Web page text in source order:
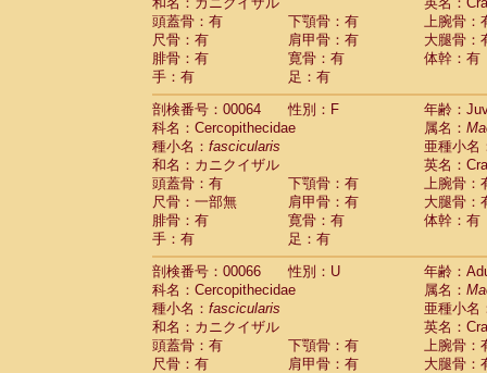
頭蓋骨：有
下顎骨：有
上腕骨：
尺骨：有
肩甲骨：有
大腿骨：
腓骨：有
寛骨：有
体幹：有
手：有
足：有
剖検番号：00064
性別：F
年齢：
科名：Cercopithecidae
属名：
種小名： fascicularis
亜種小名
和名：カニクイザル
英名：
頭蓋骨：有
下顎骨：有
上腕骨：
尺骨：一部無
肩甲骨：有
大腿骨：
腓骨：有
寛骨：有
体幹：有
手：有
足：有
剖検番号：00066
性別：U
年齢：
科名：Cercopithecidae
属名：
種小名： fascicularis
亜種小名
和名：カニクイザル
英名：
頭蓋骨：有
下顎骨：有
上腕骨：
尺骨：有
肩甲骨：有
大腿骨：